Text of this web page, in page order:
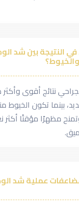
النتيجة بين شد
نتائج أقوى وأكثر
بينما تكون الخيوط
مظهرًا مؤقتًا أكثر
عملية شد